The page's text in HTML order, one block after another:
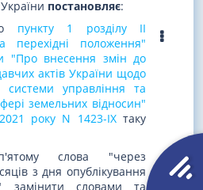
постановляє:
пункту 1 розділу II
перехідні положення"
"Про внесення змін до
актів України щодо
системи управління та
земельних відносин"
року N 1423-IXтаку
слова "через
з дня опублікування
замінити словами та